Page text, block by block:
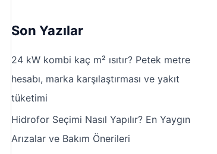
Son Yazılar
24 kW kombi kaç m² ısıtır? Petek metre
hesabı, marka karşılaştırması ve yakıt
tüketimi
Hidrofor Seçimi Nasıl Yapılır? En Yaygın
Arızalar ve Bakım Önerileri